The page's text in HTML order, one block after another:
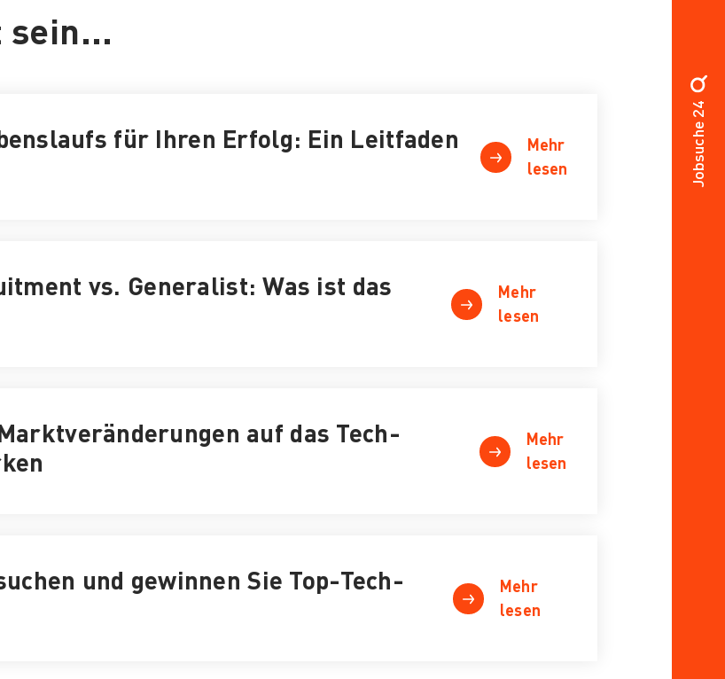
für Ihren Erfolg: Ein Leitfaden
Mehr
lesen
vs. Generalist: Was ist das
Mehr
lesen
auf das Tech-
Mehr
lesen
und gewinnen Sie Top-Tech-
Mehr
lesen
Jobsuche 24